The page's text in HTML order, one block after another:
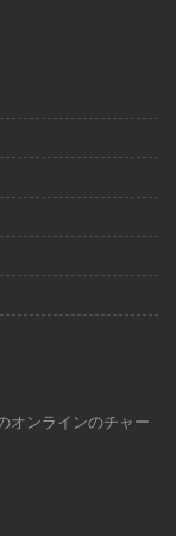
オンラインのチャー